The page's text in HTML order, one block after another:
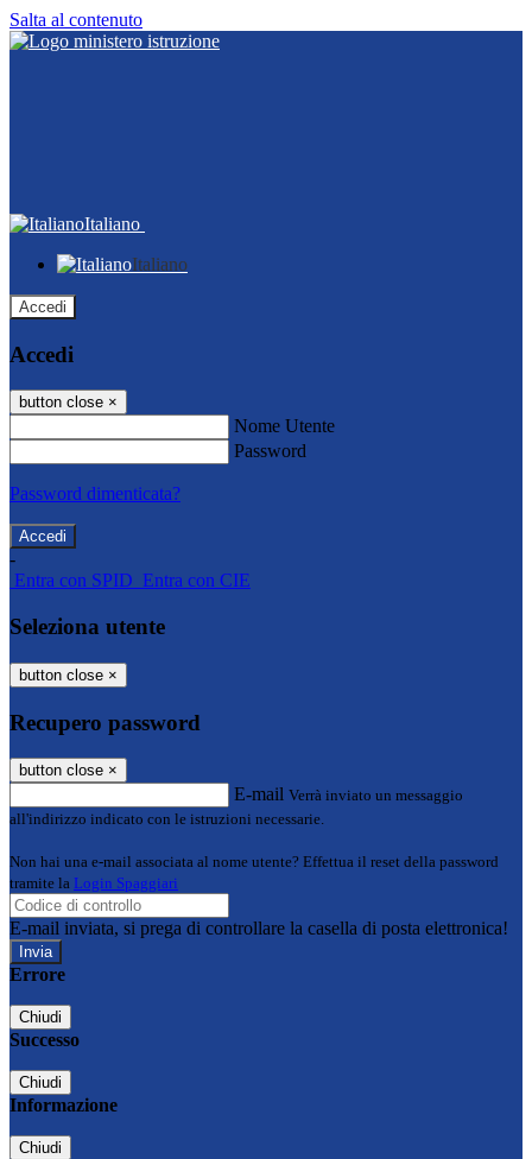
Salta al contenuto
Italiano
Italiano
Accedi
Accedi
button close ×
Nome Utente
Password
Password dimenticata?
-
Entra con SPID Entra con CIE
Seleziona utente
button close ×
Recupero password
button close ×
E-mail Verrà inviato un messaggio
all'indirizzo indicato con le istruzioni necessarie.
Non hai una e-mail associata al nome utente? Effettua il reset della password
tramite la Login Spaggiari
E-mail inviata, si prega di controllare la casella di posta elettronica!
Errore
Chiudi
Successo
Chiudi
Informazione
Chiudi